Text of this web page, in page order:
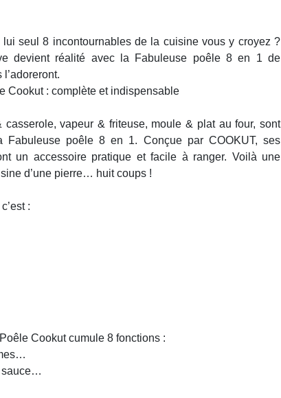
seul 8 incontournables de la cuisine vous y croyez ?
devient réalité avec la Fabuleuse poêle 8 en 1 de
Cookut : complète et indispensable
casserole, vapeur & friteuse, moule & plat au four, sont
Fabuleuse poêle 8 en 1. Conçue par COOKUT, ses
un accessoire pratique et facile à ranger. Voilà une
d’une pierre… huit coups !
:
Cookut cumule 8 fonctions :
sauce…